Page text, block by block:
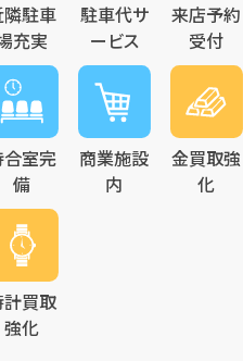
で無料相談する
駐車
充実
駐車代サ
ービス
来店予約
受付
室完
備
商業施設
内
金買取強
化
計買取
強化